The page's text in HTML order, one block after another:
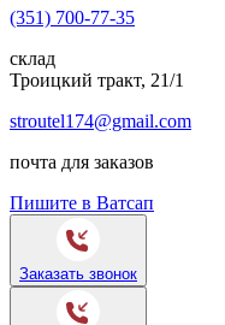
(351) 700-77-35
склад
Троицкий тракт, 21/1
stroutel174@gmail.com
почта для заказов
Пишите в Ватсап
Заказать звонок